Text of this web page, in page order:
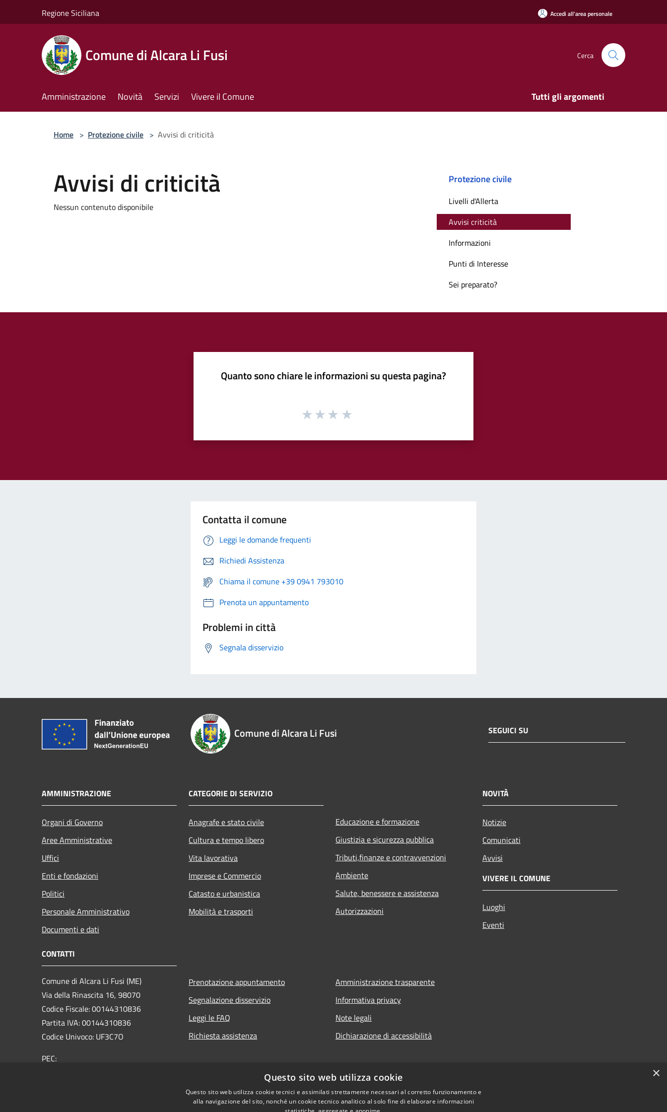
Regione Siciliana Accedi all'area personale
Comune di Alcara Li Fusi Cerca
Amministrazione Novità Servizi Vivere il Comune Tutti gli argomenti
Home > Protezione civile > Avvisi di criticità
Avvisi di criticità
Nessun contenuto disponibile
Protezione civile
Livelli d'Allerta
Avvisi criticità
Informazioni
Punti di Interesse
Sei preparato?
Quanto sono chiare le informazioni su questa pagina?
Contatta il comune
Leggi le domande frequenti
Richiedi Assistenza
Chiama il comune +39 0941 793010
Prenota un appuntamento
Problemi in città
Segnala disservizio
Comune di Alcara Li Fusi SEGUICI SU
AMMINISTRAZIONE
Organi di Governo
Aree Amministrative
Uffici
Enti e fondazioni
Politici
Personale Amministrativo
Documenti e dati
CATEGORIE DI SERVIZIO
Anagrafe e stato civile
Cultura e tempo libero
Vita lavorativa
Imprese e Commercio
Catasto e urbanistica
Mobilità e trasporti
Educazione e formazione
Giustizia e sicurezza pubblica
Tributi,finanze e contravvenzioni
Ambiente
Salute, benessere e assistenza
Autorizzazioni
NOVITÀ
Notizie
Comunicati
Avvisi
VIVERE IL COMUNE
Luoghi
Eventi
CONTATTI
Comune di Alcara Li Fusi (ME)
Via della Rinascita 16, 98070
Codice Fiscale: 00144310836
Partita IVA: 00144310836
Codice Univoco: UF3C7O
PEC:
Prenotazione appuntamento
Segnalazione disservizio
Leggi le FAQ
Richiesta assistenza
Amministrazione trasparente
Informativa privacy
Note legali
Dichiarazione di accessibilità
×
Questo sito web utilizza cookie
Questo sito web utilizza cookie tecnici e assimilati strettamente necessari al corretto funzionamento e
alla navigazione del sito, nonché un cookie tecnico analitico al solo fine di elaborare informazioni